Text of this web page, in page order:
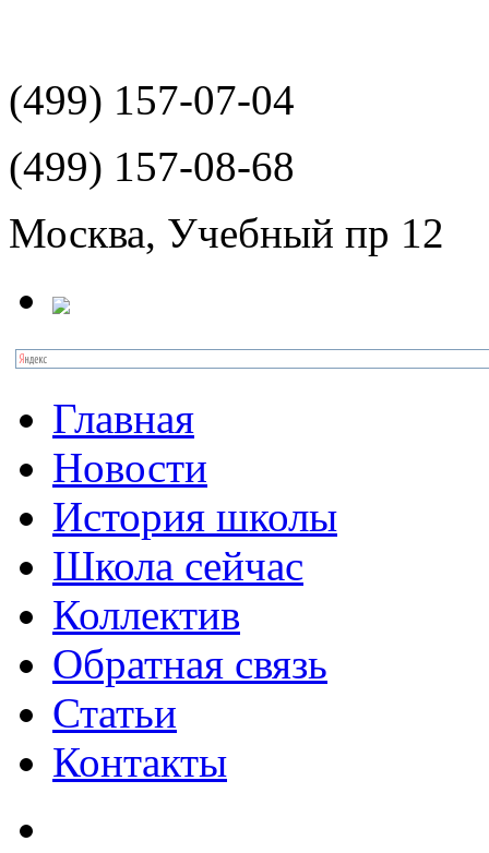
(499) 157-07-04
(499) 157-08-68
Москва, Учебный пр 12
Главная
Новости
История школы
Школа сейчас
Коллектив
Обратная связь
Статьи
Контакты